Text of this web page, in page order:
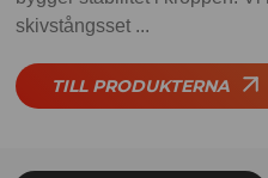
skivstångsset ...
TILL PRODUKTERNA